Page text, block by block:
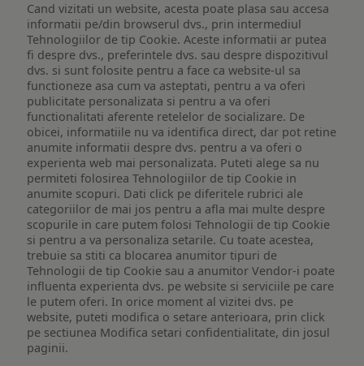
Cand vizitati un website, acesta poate plasa sau accesa
informatii pe/din browserul dvs., prin intermediul
Tehnologiilor de tip Cookie. Aceste informatii ar putea
fi despre dvs., preferintele dvs. sau despre dispozitivul
dvs. si sunt folosite pentru a face ca website-ul sa
functioneze asa cum va asteptati, pentru a va oferi
publicitate personalizata si pentru a va oferi
functionalitati aferente retelelor de socializare. De
obicei, informatiile nu va identifica direct, dar pot retine
anumite informatii despre dvs. pentru a va oferi o
experienta web mai personalizata. Puteti alege sa nu
permiteti folosirea Tehnologiilor de tip Cookie in
anumite scopuri. Dati click pe diferitele rubrici ale
categoriilor de mai jos pentru a afla mai multe despre
scopurile in care putem folosi Tehnologii de tip Cookie
si pentru a va personaliza setarile. Cu toate acestea,
trebuie sa stiti ca blocarea anumitor tipuri de
Tehnologii de tip Cookie sau a anumitor Vendor-i poate
influenta experienta dvs. pe website si serviciile pe care
le putem oferi. In orice moment al vizitei dvs. pe
website, puteti modifica o setare anterioara, prin click
pe sectiunea Modifica setari confidentialitate, din josul
paginii.